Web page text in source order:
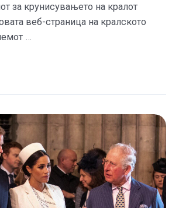
за крунисувањето на кралот
веб-страница на кралското
…